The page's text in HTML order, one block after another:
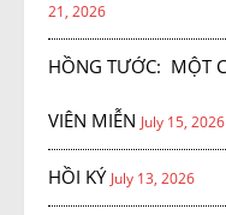
21, 2026
HỒNG TƯỚC: MỘT
VIÊN MIỄN July 15, 2026
HỒI KÝ July 13, 2026